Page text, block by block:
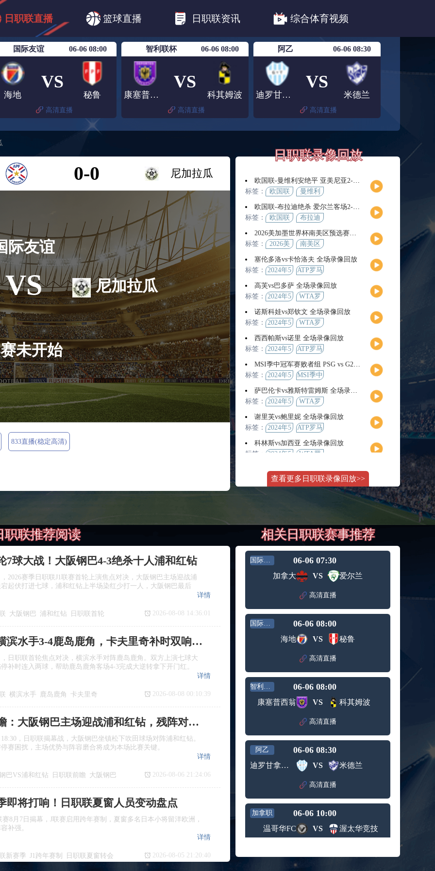
日职联直播 篮球直播 日职联资讯 综合体育视频
日职联 日职联FC东京
日职联广岛三箭
国际友谊 06-06 08:00
海地
VS
秘鲁
高清直播
智利联杯 06-06 08:00
康塞普西翁
VS
科其姆波
高清直播
阿乙 06-06 08:30
迪罗甘拿斯亚
VS
米德兰
高清直播
0-0 尼加拉瓜
际友谊
VS
未开始
尼加拉瓜
833直播(稳定高清)
日职联录像回放
欧国联-曼维利安绝平 亚美尼亚2-2法罗群岛
标签：
欧国联
曼维利
欧国联-布拉迪绝杀 爱尔兰客场2-1逆转芬兰
标签：
欧国联 布拉迪
2026美加墨世界杯南美区预选赛第9轮全场集锦
标签：
2026美
界杯
南美区
塞伦多洛vs卡恰洛夫 全场录像回放
标签：
2024年5
ATP罗马
男单第3
轮
高芙vs巴多萨 全场录像回放
标签：
2024年5
WTA罗
赛女单
第4轮
诺斯科娃vs郑钦文 全场录像回放
标签：
2024年5
WTA罗
赛女单
第3轮
西西帕斯vs诺里 全场录像回放
标签：
2024年5
ATP罗马
男单第3
轮
MSI季中冠军赛败者组 PSG vs G2 全场录像回放
标签：
2024年5
MSI季中
败者组
萨巴伦卡vs雅斯特雷姆斯 全场录像回放
标签：
2024年5
WTA罗
赛女单
第3轮
谢里芙vs鲍里妮 全场录像回放
标签：
2024年5
ATP罗马
女单第2
轮
科林斯vs加西亚 全场录像回放
标签：
2024年5
WTA罗
赛女单
第3轮
斯维托丽娜vs萨巴伦卡 全场录像回放
2024年5
月14日
WTA罗
马公开
纳波利塔诺vs贾里 全场录像回放
男单第3
轮
标签： 2024年5
月11日
WTA1000
罗马大
师赛第3
轮
WTT沙特大满贯女单半决赛 陈梦vs早田希娜 全场录像回放
标签：
2024年5
月11日
WTT沙
贯女单
蒙泰罗vs凯茨曼诺维奇 全场录像回放
大师赛
轮
纳尔迪vs鲁内 全场录像回放
标签： 2024年5
月12日
ATP罗马
大师赛
男单第2
轮
萨卡里vs加里宁娜 全场录像回放
2024年5
WTA罗
马大师
赛女单
第3轮
吉隆vs卢布列夫 全场录像回放
月12日
ATP罗马
大师赛
轮
兹维列夫vs达德尔里 全场录像回放
标签： 2024年5
月13日
ATP罗马
大师赛
男单第3
轮
阿纳尔迪vs贾里 全场录像回放
ATP罗马
大师赛
男单第2
轮
标签： 2024年5
WTA罗
马大师
赛女单
第3轮
托尔莫vs奥斯塔彭科 全场录像回放
标签： 2024年5
WTA罗
赛女单
斯诺克元老斯诺克世锦赛半决赛 伊戈尔-费格雷多vs德拉戈 全场录像回放
标签：
月12日
元老斯
诺克世
决赛
穆纳尔vs诺里 全场录像回放
月12日
大师赛
男单第2
MSI季中冠军赛胜者组 BLG vs T1 全场录像回放
月12日
冠军赛
KPL春季赛季后赛败者组决赛 重庆狼队 vs 苏州KSG 全场录像回放
查看更多日职联录像回放>>
职联推荐阅读
7球大战！大阪钢巴4‑3绝杀十人浦和红钻
2026赛季日职联J1联赛首轮上演焦点对决，大阪钢巴主场迎战浦
起伏打进七球，浦和红钻上半场染红少打一人，大阪钢巴最后
大阪钢巴 浦和红钻 日职联首轮
详情
2026-08-08 14:36:01
日职联：横滨水手3‑4鹿岛鹿角，卡夫里奇补时双响上演逆转绝杀
日职联首轮焦点对决，横滨水手对阵鹿岛鹿角。双方上演七球大
补时连入两球，帮助鹿岛鹿角客场4‑3完成大逆转拿下开门红。
横滨水手 鹿岛鹿角 卡夫里奇
详情
2026-08-08 00:10:39
日职联前瞻：大阪钢巴主场迎战浦和红钻，残阵对决看点十足
，日职联揭幕战，大阪钢巴坐镇松下吹田球场对阵浦和红钻。
赛困扰，主场优势与阵容磨合将成为本场比赛关键。
巴VS浦和红钻 日职联前瞻 大阪钢巴
详情
2026-08-06 21:24:06
即将打响！日职联夏窗人员变动盘点
赛8月7日揭幕，J联赛启用跨年赛制，夏窗多名日本小将留洋欧洲，
补强。
新赛季 J1跨年赛制 日职联夏窗转会
详情
2026-08-05 21:20:40
相关日职联赛事推荐
国际友谊 06-06 07:30
加拿大 VS 爱尔兰
高清直播
国际友谊 06-06 08:00
海地 VS 秘鲁
高清直播
智利联杯 06-06 08:00
康塞普西翁 VS 科其姆波
高清直播
阿乙 06-06 08:30
迪罗甘拿斯亚 VS 米德兰
高清直播
加拿职 06-06 10:00
温哥华FC VS 渥太华竞技